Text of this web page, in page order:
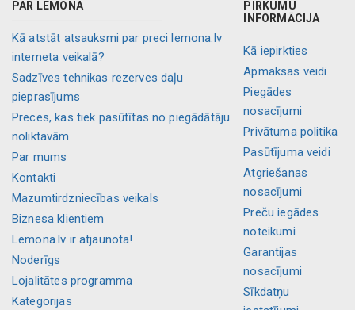
PAR LEMONA
Kā atstāt atsauksmi par preci lemona.lv
interneta veikalā?
Sadzīves tehnikas rezerves daļu
pieprasījums
Preces, kas tiek pasūtītas no piegādātāju
noliktavām
Par mums
Kontakti
Mazumtirdzniecības veikals
Biznesa klientiem
Lemona.lv ir atjaunota!
Noderīgs
Lojalitātes programma
Kategorijas
PIRKUMU
INFORMĀCIJA
Kā iepirkties
Apmaksas veidi
Piegādes
nosacījumi
Privātuma politika
Pasūtījuma veidi
Atgriešanas
nosacījumi
Preču iegādes
noteikumi
Garantijas
nosacījumi
Sīkdatņu